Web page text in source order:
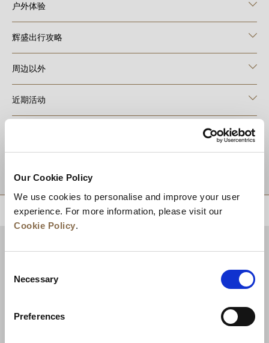
Our Cookie Policy
We use cookies to personalise and improve your user
experience. For more information, please visit our
Cookie Policy.
Selection
Necessary
Preferences
户外体验
辉盛出行攻略
周边以外
近期活动
目的地